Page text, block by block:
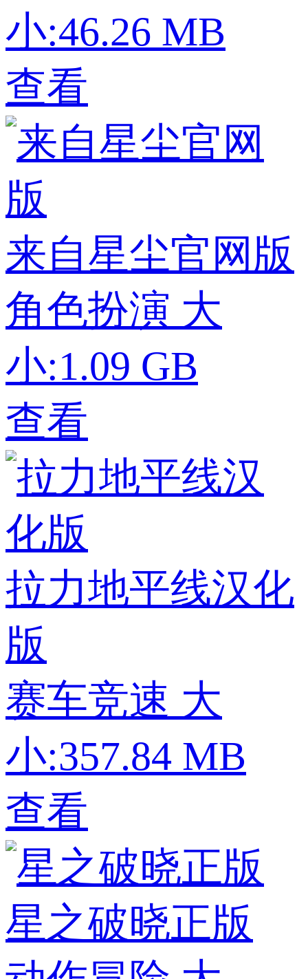
小:46.26 MB
查看
来自星尘官网版
角色扮演 大
小:1.09 GB
查看
拉力地平线汉化
版
赛车竞速 大
小:357.84 MB
查看
星之破晓正版